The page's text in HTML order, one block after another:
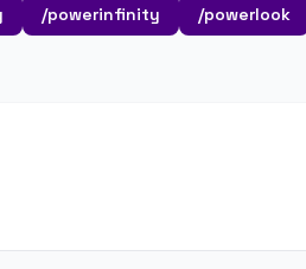
/powerinfinity /powerlook